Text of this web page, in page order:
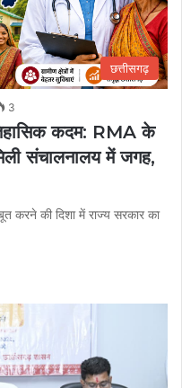
छत्तीसगढ़
3
कदम: RMA के
संचालनालय में जगह,
करने की दिशा में राज्य सरकार का